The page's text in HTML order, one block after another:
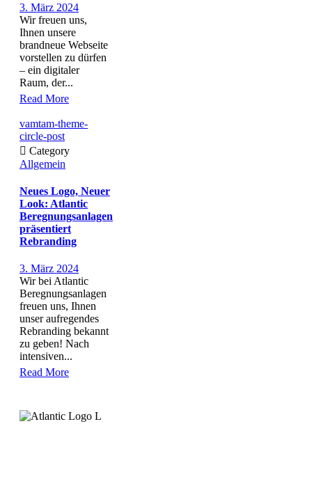
3. März 2024
Wir freuen uns,
Ihnen unsere
brandneue Webseite
vorstellen zu dürfen
– ein digitaler
Raum, der...
Read More
vamtam-theme-
circle-post
 Category
Allgemein
Neues Logo, Neuer
Look: Atlantic
Beregnungsanlagen
präsentiert
Rebranding
3. März 2024
Wir bei Atlantic
Beregnungsanlagen
freuen uns, Ihnen
unser aufregendes
Rebranding bekannt
zu geben! Nach
intensiven...
Read More